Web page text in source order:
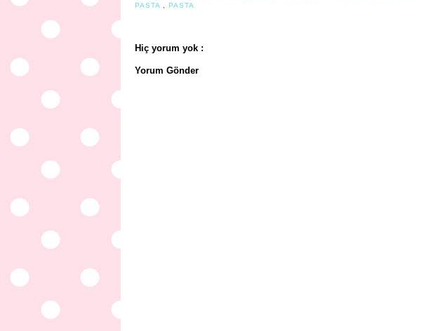
PASTA
PASTA
Hiç yorum yok :
Yorum Gönder